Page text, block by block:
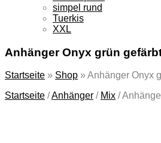
simpel rund
Tuerkis
XXL
Anhänger Onyx grün
Startseite » Shop »Anhänger Onyx
Startseite /Anhänger / Mix /